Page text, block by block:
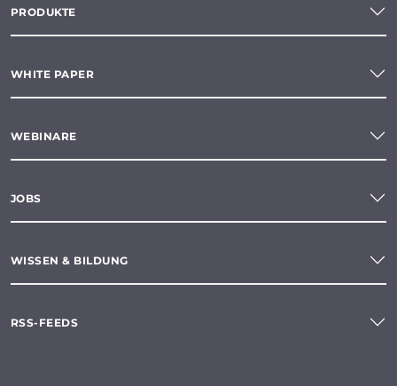
PRODUKTE
WHITE PAPER
WEBINARE
JOBS
WISSEN & BILDUNG
RSS-FEEDS